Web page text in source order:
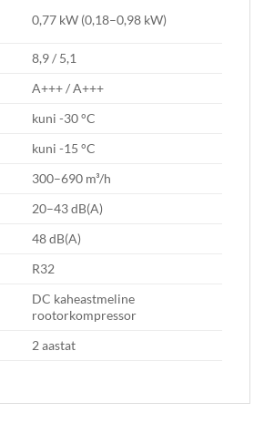
0,77 kW (0,18–0,98 kW)
8,9 / 5,1
A+++ / A+++
kuni -30 °C
kuni -15 °C
300–690 m³/h
20–43 dB(A)
48 dB(A)
R32
DC kaheastmeline
rootorkompressor
2 aastat